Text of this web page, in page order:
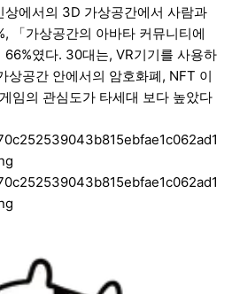
상에서의 3D 가상공간에서 사람과
「가상공간의 아바타 커뮤니티에
였다. 30대는, VR기기를 사용하
상공간 안에서의 암호화폐, NFT 이
임의 관심도가 타세대 보다 높았다